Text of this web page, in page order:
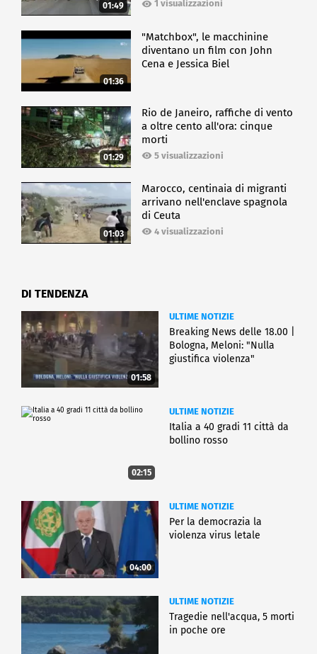
01:49 1 visualizzazioni
01:36
"Matchbox", le macchinine
diventano un film con John
Cena e Jessica Biel
01:29
Rio de Janeiro, raffiche di vento
a oltre cento all'ora: cinque
morti
5 visualizzazioni
01:03
Marocco, centinaia di migranti
arrivano nell'enclave spagnola
di Ceuta
4 visualizzazioni
DI TENDENZA
01:58
ULTIME NOTIZIE
Breaking News delle 18.00 |
Bologna, Meloni: "Nulla
giustifica violenza"
02:15
ULTIME NOTIZIE
Italia a 40 gradi 11 città da
bollino rosso
04:00
ULTIME NOTIZIE
Per la democrazia la
violenza virus letale
ULTIME NOTIZIE
Tragedie nell'acqua, 5 morti
in poche ore